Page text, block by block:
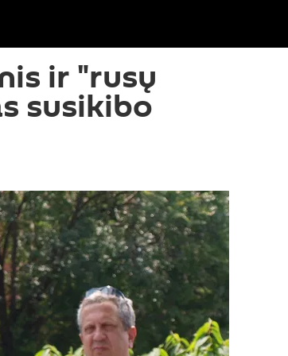
ir "rusų
susikibo